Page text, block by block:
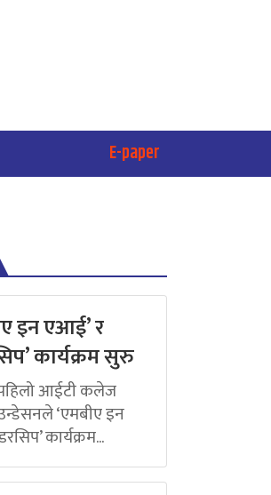
E-paper
इन एआई’ र
कार्यक्रम सुरु
आईटी कलेज
‘एमबीए इन
कार्यक्रम...